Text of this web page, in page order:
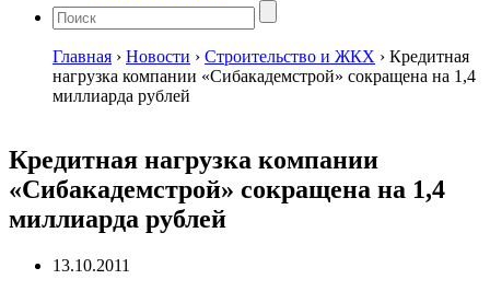
Главная › Новости › Строительство и ЖКХ › Кредитная
нагрузка компании «Сибакадемстрой» сокращена на 1,4
миллиарда рублей
Кредитная нагрузка компании
«Сибакадемстрой» сокращена на 1,4
миллиарда рублей
13.10.2011